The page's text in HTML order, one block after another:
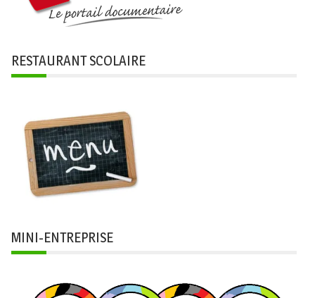
RESTAURANT SCOLAIRE
MINI-ENTREPRISE